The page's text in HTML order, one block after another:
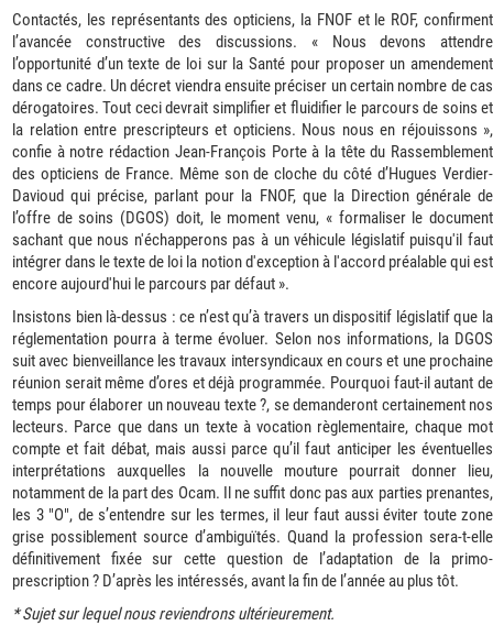
Contactés, les représentants des opticiens, la FNOF et le ROF, confirment
l’avancée constructive des discussions. « Nous devons attendre
l’opportunité d’un texte de loi sur la Santé pour proposer un amendement
dans ce cadre. Un décret viendra ensuite préciser un certain nombre de cas
dérogatoires. Tout ceci devrait simplifier et fluidifier le parcours de soins et
la relation entre prescripteurs et opticiens. Nous nous en réjouissons »,
confie à notre rédaction Jean-François Porte à la tête du Rassemblement
des opticiens de France. Même son de cloche du côté d’Hugues Verdier-
Davioud qui précise, parlant pour la FNOF, que la Direction générale de
l’offre de soins (DGOS) doit, le moment venu, « formaliser le document
sachant que nous n'échapperons pas à un véhicule législatif puisqu'il faut
intégrer dans le texte de loi la notion d'exception à l'accord préalable qui est
encore aujourd'hui le parcours par défaut ».
Insistons bien là-dessus : ce n’est qu’à travers un dispositif législatif que la
réglementation pourra à terme évoluer. Selon nos informations, la DGOS
suit avec bienveillance les travaux intersyndicaux en cours et une prochaine
réunion serait même d’ores et déjà programmée. Pourquoi faut-il autant de
temps pour élaborer un nouveau texte ?, se demanderont certainement nos
lecteurs. Parce que dans un texte à vocation règlementaire, chaque mot
compte et fait débat, mais aussi parce qu’il faut anticiper les éventuelles
interprétations auxquelles la nouvelle mouture pourrait donner lieu,
notamment de la part des Ocam. Il ne suffit donc pas aux parties prenantes,
les 3 "O", de s’entendre sur les termes, il leur faut aussi éviter toute zone
grise possiblement source d’ambiguïtés. Quand la profession sera-t-elle
définitivement fixée sur cette question de l’adaptation de la primo-
prescription ? D’après les intéressés, avant la fin de l’année au plus tôt.
* Sujet sur lequel nous reviendrons ultérieurement.